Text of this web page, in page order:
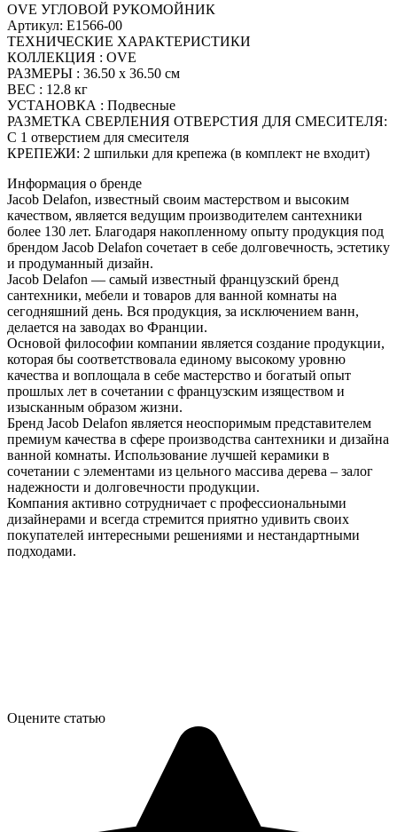
OVE УГЛОВОЙ РУКОМОЙНИК
Артикул: E1566-00
ТЕХНИЧЕСКИЕ ХАРАКТЕРИСТИКИ
КОЛЛЕКЦИЯ : OVE
РАЗМЕРЫ : 36.50 x 36.50 см
ВЕС : 12.8 кг
УСТАНОВКА : Подвесные
РАЗМЕТКА СВЕРЛЕНИЯ ОТВЕРСТИЯ ДЛЯ СМЕСИТЕЛЯ:
С 1 отверстием для смесителя
КРЕПЕЖИ: 2 шпильки для крепежа (в комплект не входит)
Информация о бренде
Jacob Delafon, известный своим мастерством и высоким
качеством, является ведущим производителем сантехники
более 130 лет. Благодаря накопленному опыту продукция под
брендом Jacob Delafon сочетает в себе долговечность, эстетику
и продуманный дизайн.
Jacob Delafon — самый известный французский бренд
сантехники, мебели и товаров для ванной комнаты на
сегодняшний день. Вся продукция, за исключением ванн,
делается на заводах во Франции.
Основой философии компании является создание продукции,
которая бы соответствовала единому высокому уровню
качества и воплощала в себе мастерство и богатый опыт
прошлых лет в сочетании с французским изяществом и
изысканным образом жизни.
Бренд Jacob Delafon является неоспоримым представителем
премиум качества в сфере производства сантехники и дизайна
ванной комнаты. Использование лучшей керамики в
сочетании с элементами из цельного массива дерева – залог
надежности и долговечности продукции.
Компания активно сотрудничает с профессиональными
дизайнерами и всегда стремится приятно удивить своих
покупателей интересными решениями и нестандартными
подходами.
Оцените статью